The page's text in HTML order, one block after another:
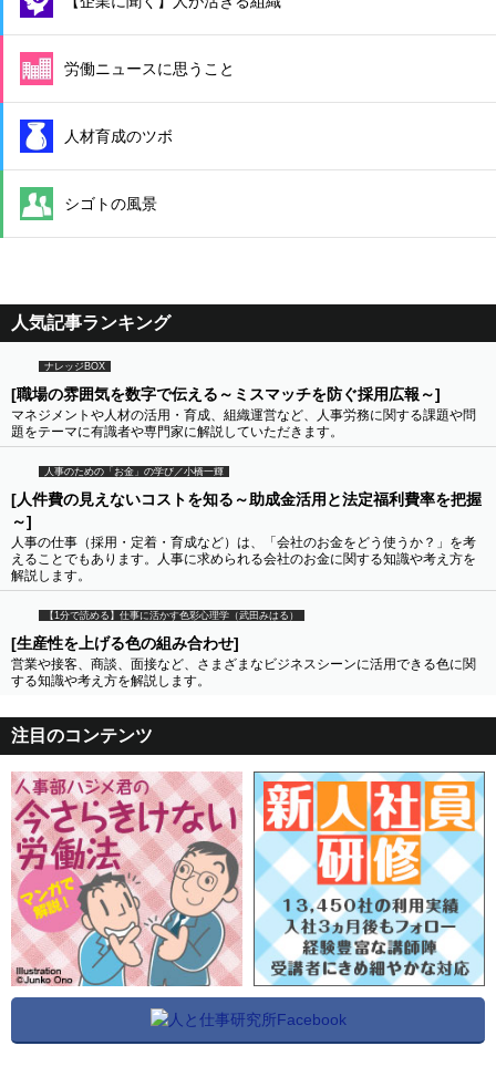
労働ニュースに思うこと
人材育成のツボ
シゴトの風景
人気記事ランキング
ナレッジBOX
[職場の雰囲気を数字で伝える～ミスマッチを防ぐ採用広報～]
マネジメントや人材の活用・育成、組織運営など、人事労務に関する課題や問
題をテーマに有識者や専門家に解説していただきます。
人事のための「お金」の学び／小橋一輝
[人件費の見えないコストを知る～助成金活用と法定福利費率を把握
～]
人事の仕事（採用・定着・育成など）は、「会社のお金をどう使うか？」を考
えることでもあります。人事に求められる会社のお金に関する知識や考え方を
解説します。
【1分で読める】仕事に活かす色彩心理学（武田みはる）
[生産性を上げる色の組み合わせ]
営業や接客、商談、面接など、さまざまなビジネスシーンに活用できる色に関
する知識や考え方を解説します。
注目のコンテンツ